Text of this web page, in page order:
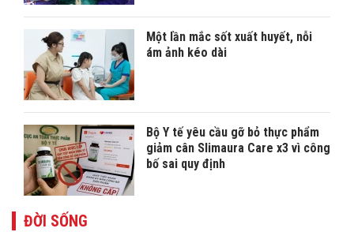
Một lần mắc sốt xuất huyết, nỗi
ám ảnh kéo dài
Bộ Y tế yêu cầu gỡ bỏ thực phẩm
giảm cân Slimaura Care x3 vì công
bố sai quy định
ĐỜI SỐNG